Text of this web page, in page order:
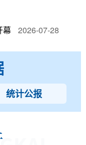
幕
2026-07-28
统计公报